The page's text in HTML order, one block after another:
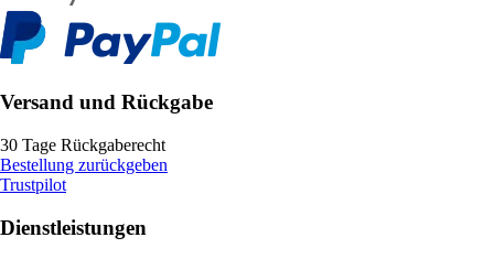
Versand und Rückgabe
30 Tage Rückgaberecht
Bestellung zurückgeben
Trustpilot
Dienstleistungen